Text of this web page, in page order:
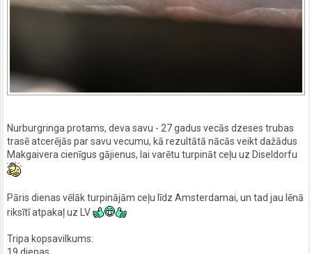
Nurburgringa protams, deva savu - 27 gadus vecās dzeses trubas
trasē atcerējās par savu vecumu, kā rezultātā nācās veikt dažādus
Makgaivera cienīgus gājienus, lai varētu turpināt ceļu uz Diseldorfu
Pāris dienas vēlāk turpinājām ceļu līdz Amsterdamai, un tad jau lēnā
riksītī atpakaļ uz LV
Tripa kopsavilkums: